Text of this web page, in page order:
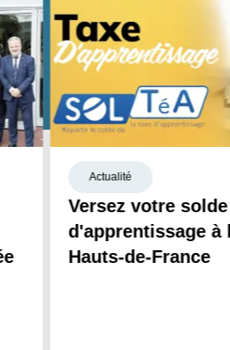
Actualité
Versez votre
d'apprentissage à
Hauts-de-France